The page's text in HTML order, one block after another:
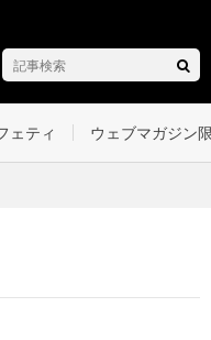
ェティ ウェブマガジン